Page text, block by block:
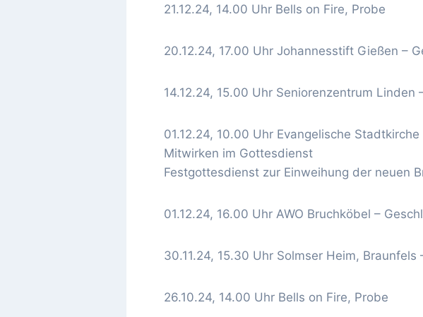
21.12.24, 14.00 Uhr Bells on Fire, Probe
20.12.24, 17.00 Uhr Johannesstift Gießen –
14.12.24, 15.00 Uhr Seniorenzentrum Linden
01.12.24, 10.00 Uhr Evangelische
Mitwirken im Gottesdienst
Festgottesdienst zur Einweihung der neuen
01.12.24, 16.00 Uhr AWO Bruchköbel –
30.11.24, 15.30 Uhr Solmser Heim,
26.10.24, 14.00 Uhr Bells on Fire, Probe